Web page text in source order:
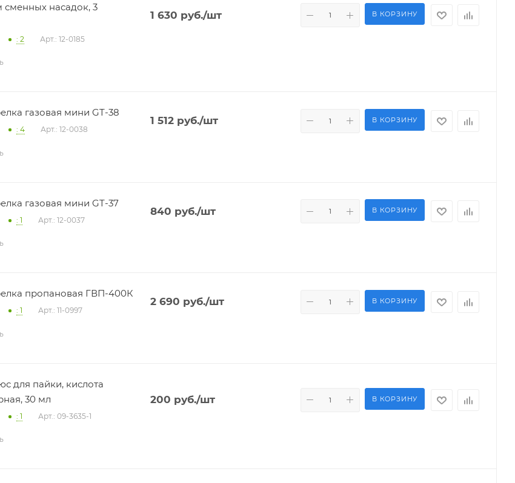
сменных насадок, 3
: 2 Арт.: 12-0185
1 630 руб./шт В КОРЗИНУ
газовая мини GT-38
: 4 Арт.: 12-0038
1 512руб./шт В КОРЗИНУ
газовая мини GT-37
: 1 Арт.: 12-0037
840 руб./шт В КОРЗИНУ
пропановая ГВП-400К
: 1 Арт.: 11-0997
2 690 руб./шт В КОРЗИНУ
для пайки, кислота
30 мл
: 1 Арт.: 09-3635-1
200 руб./шт В КОРЗИНУ